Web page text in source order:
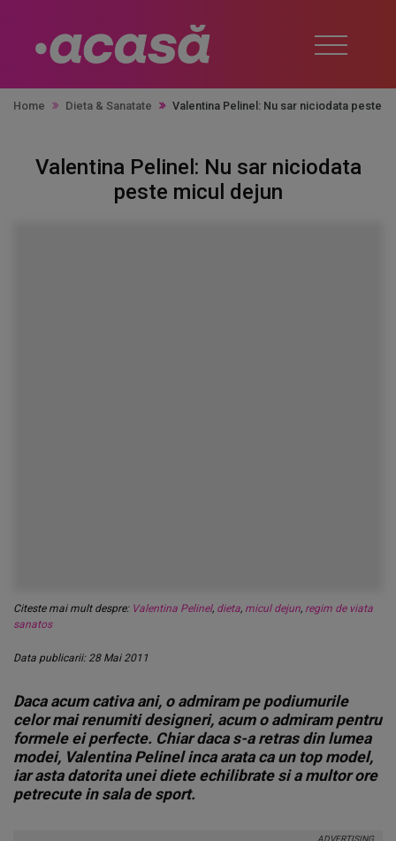
Home Dieta & Sanatate Valentina Pelinel: Nu sar niciodata peste
Valentina Pelinel: Nu sar niciodata
peste micul dejun
Citeste mai mult despre: Valentina Pelinel, dieta, micul dejun, regim de viata
sanatos
Data publicarii: 28 Mai 2011
Daca acum cativa ani, o admiram pe podiumurile
celor mai renumiti designeri, acum o admiram pentru
formele ei perfecte. Chiar daca s-a retras din lumea
modei, Valentina Pelinel inca arata ca un top model,
iar asta datorita unei diete echilibrate si a multor ore
petrecute in sala de sport.